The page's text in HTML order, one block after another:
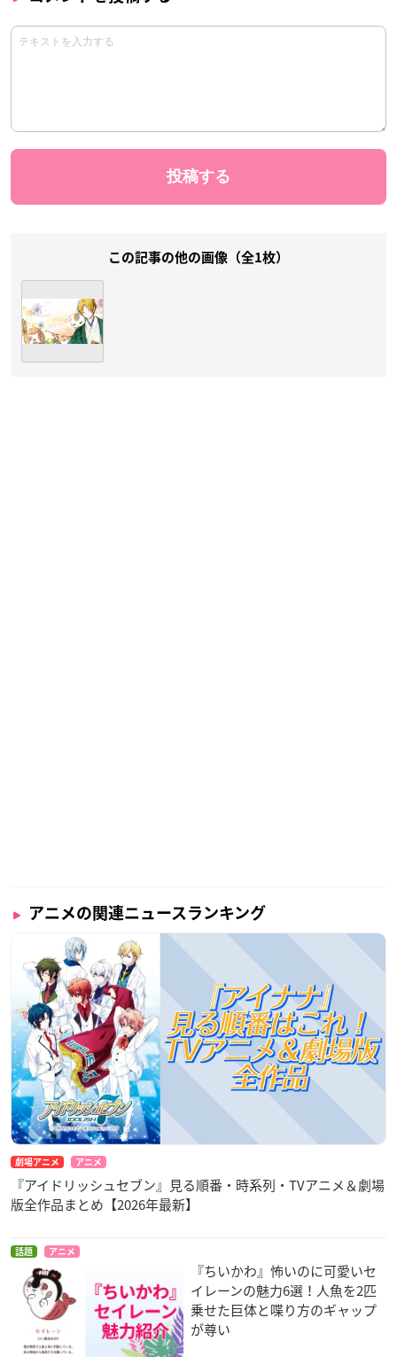
この記事の他の画像（全1枚）
アニメの関連ニュースランキング
劇場アニメ アニメ
『アイドリッシュセブン』見る順番・時系列・TVアニメ＆劇場
版全作品まとめ【2026年最新】
話題 アニメ
『ちいかわ』怖いのに可愛いセ
イレーンの魅力6選！人魚を2匹
乗せた巨体と喋り方のギャップ
が尊い